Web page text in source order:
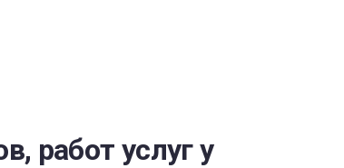
работ услуг у